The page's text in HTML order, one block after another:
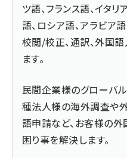
ツ語、フランス語、イタリ
語、ロシア語、アラビア
校閲/校正、通訳、外国
ます。
民間企業様のグローバ
種法人様の海外調査や
語申請など、お客様の
困り事を解決します。